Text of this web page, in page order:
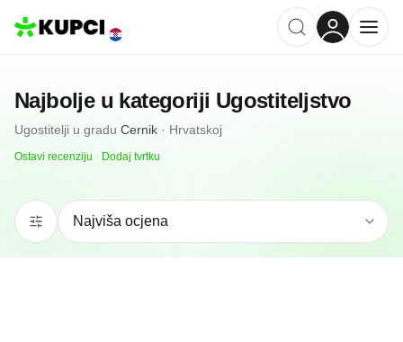
Najbolje u kategoriji Ugostiteljstvo
Ugostitelji u gradu Cernik · Hrvatskoj
Ostavi recenziju · Dodaj tvrtku